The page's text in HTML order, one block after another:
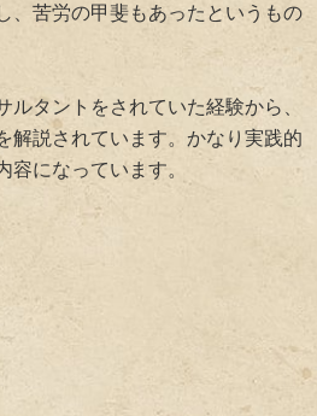
、苦労の甲斐もあったというもの
タントをされていた経験から、
解説されています。かなり実践的
になっています。